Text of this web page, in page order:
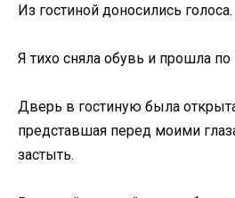
Из гостиной доносились голоса.
Я тихо сняла обувь и прошла по
Дверь в гостиную была
представшая перед моими
застыть.